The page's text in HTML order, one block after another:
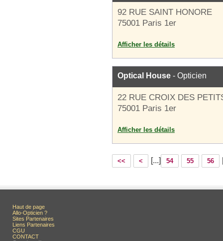
92 RUE SAINT HONORE
75001 Paris 1er
Afficher les détails
Optical House - Opticien
22 RUE CROIX DES
75001 Paris 1er
Afficher les détails
<< < [...] 54 55 56
Haut de page
Allo-Opticien ?
Sites Partenaires
Liens Partenaires
CGU
CONTACT